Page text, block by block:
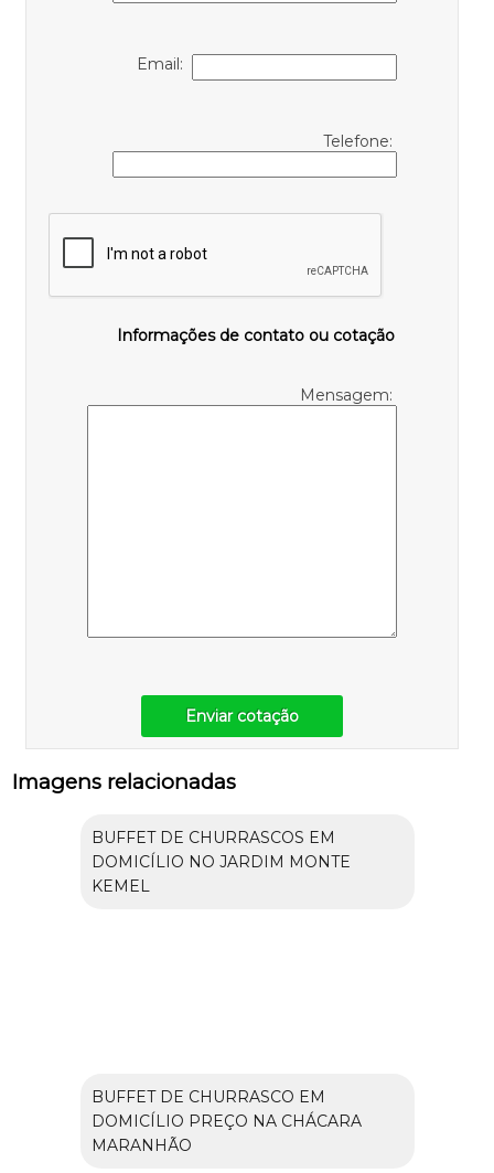
Email:
Telefone:
Informações de contato ou cotação
Mensagem:
Enviar cotação
Imagens relacionadas
BUFFET DE CHURRASCOS EM
DOMICÍLIO NO JARDIM MONTE
KEMEL
BUFFET DE CHURRASCO EM
DOMICÍLIO PREÇO NA CHÁCARA
MARANHÃO